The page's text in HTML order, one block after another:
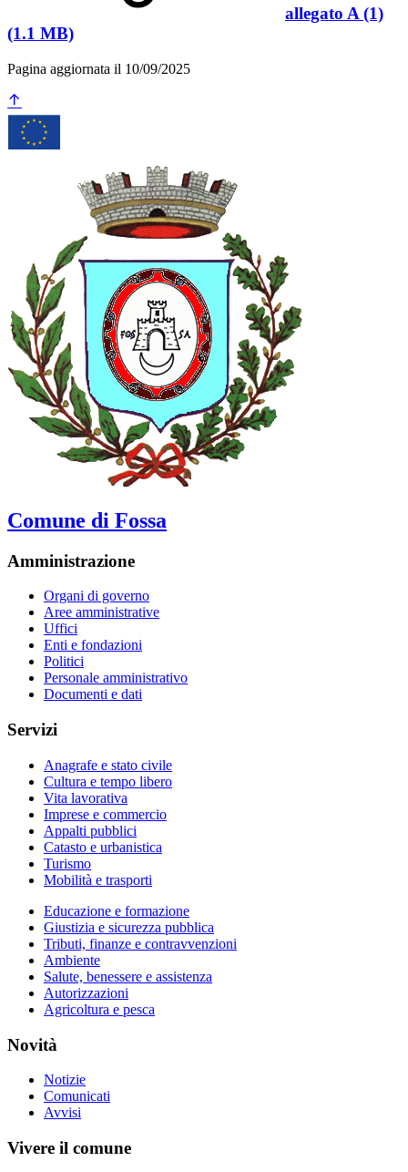
allegato A (1)
(1.1 MB)
Pagina aggiornata il 10/09/2025
Comune di Fossa
Amministrazione
Organi di governo
Aree amministrative
Uffici
Enti e fondazioni
Politici
Personale amministrativo
Documenti e dati
Servizi
Anagrafe e stato civile
Cultura e tempo libero
Vita lavorativa
Imprese e commercio
Appalti pubblici
Catasto e urbanistica
Turismo
Mobilità e trasporti
Educazione e formazione
Giustizia e sicurezza pubblica
Tributi, finanze e contravvenzioni
Ambiente
Salute, benessere e assistenza
Autorizzazioni
Agricoltura e pesca
Novità
Notizie
Comunicati
Avvisi
Vivere il comune